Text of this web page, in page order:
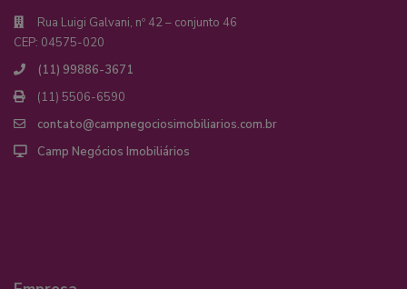
Rua Luigi Galvani, nº 42 – conjunto 46
CEP: 04575-020
(11) 99886-3671
(11) 5506-6590
contato@campnegociosimobiliarios.com.br
Camp Negócios Imobiliários